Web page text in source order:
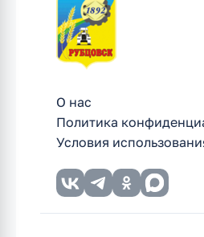
О нас
Политика
Условия